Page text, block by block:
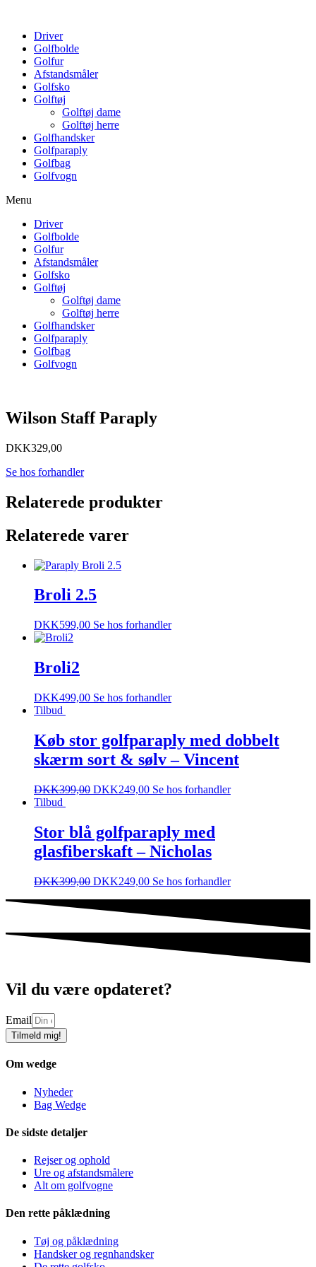
Driver
Golfbolde
Golfur
Afstandsmåler
Golfsko
Golftøj
Golftøj dame
Golftøj herre
Golfhandsker
Golfparaply
Golfbag
Golfvogn
Menu
Driver
Golfbolde
Golfur
Afstandsmåler
Golfsko
Golftøj
Golftøj dame
Golftøj herre
Golfhandsker
Golfparaply
Golfbag
Golfvogn
Wilson Staff Paraply
DKK329,00
Se hos forhandler
Relaterede produkter
Relaterede varer
Broli 2.5
DKK599,00 Se hos forhandler
Broli2
DKK499,00 Se hos forhandler
Tilbud
Køb stor golfparaply med dobbelt
skærm sort & sølv – Vincent
DKK399,00 DKK249,00 Se hos forhandler
Tilbud
Stor blå golfparaply med
glasfiberskaft – Nicholas
DKK399,00 DKK249,00 Se hos forhandler
Vil du være opdateret?
Email
Tilmeld mig!
Om wedge
Nyheder
Bag Wedge
De sidste detaljer
Rejser og ophold
Ure og afstandsmålere
Alt om golfvogne
Den rette påklædning
Tøj og påklædning
Handsker og regnhandsker